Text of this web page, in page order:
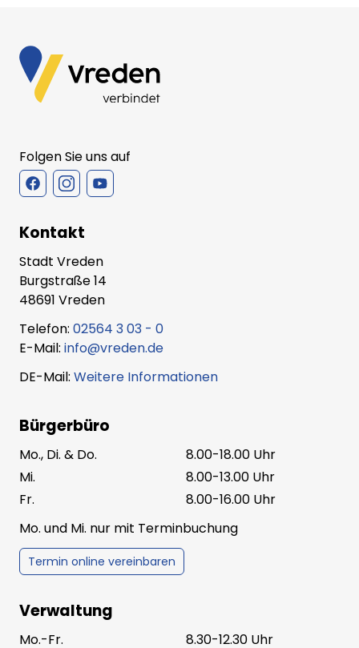
Folgen Sie uns auf
Kontakt
Stadt Vreden
Burgstraße 14
48691 Vreden
Telefon: 02564 3 03 - 0
E-Mail: info@vreden.de
DE-Mail: Weitere Informationen
Bürgerbüro
Mo., Di. & Do.
8.00-18.00 Uhr
Mi.
8.00-13.00 Uhr
Fr.
8.00-16.00 Uhr
Mo. und Mi. nur mit Terminbuchung
Termin online vereinbaren
Verwaltung
Mo.-Fr. 8.30-12.30 Uhr